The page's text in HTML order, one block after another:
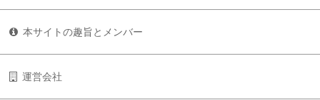
本サイトの趣旨とメンバー
運営会社